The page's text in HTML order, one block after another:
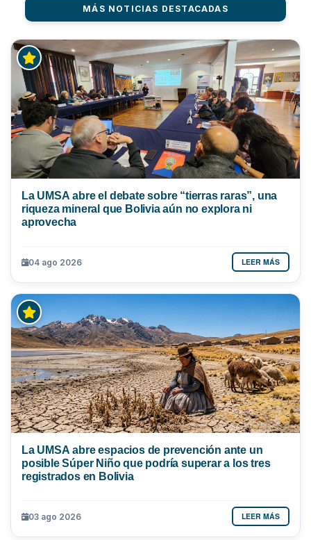
MÁS NOTICIAS DESTACADAS
La UMSA abre el debate sobre “tierras raras”, una
riqueza mineral que Bolivia aún no explora ni
aprovecha
04 ago 2026 LEER MÁS
La UMSA abre espacios de prevención ante un
posible Súper Niño que podría superar a los tres
registrados en Bolivia
03 ago 2026 LEER MÁS